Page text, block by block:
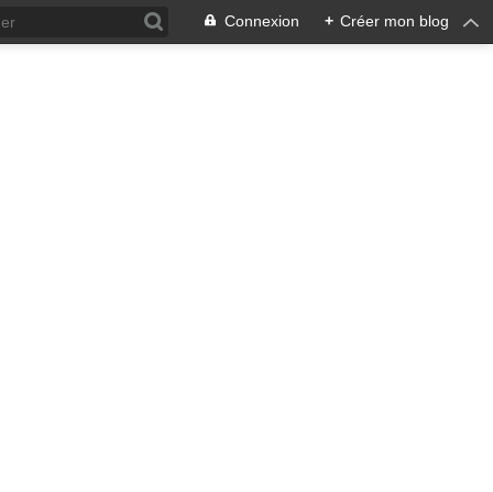
Connexion + Créer mon blog